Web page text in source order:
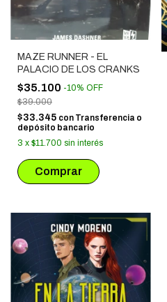
MAZE RUNNER - EL
PALACIO DE LOS CRANKS
$35.100 -10% OFF
$39.000
$33.345 con Transferencia o
depósito bancario
3 x $11.700 sin interés